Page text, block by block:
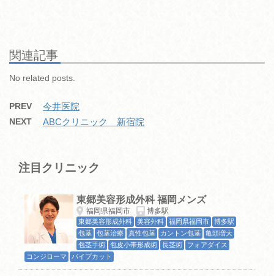
b
o
k
関連記事
No related posts.
PREV 今井医院
NEXT ABCクリニック 新宿院
注目クリニック
東郷美容形成外科 福岡メンズ
福岡県福岡市 博多駅
東郷美容形成外科 美容外科 福岡県福岡市
博多駅
包茎
包茎治療 真性包茎 カントン包茎
亀頭増大
包茎手術
包皮小帯形成術 長茎術
フォアダイス
コンジローマ
パイプカット